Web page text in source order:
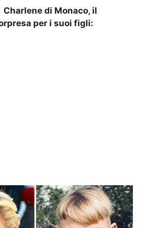
Charlene di Monaco, il
per i suoi figli: